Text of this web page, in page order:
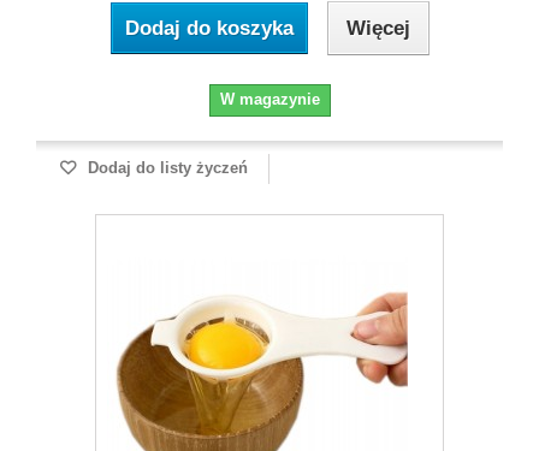
Dodaj do koszyka Więcej
W magazynie
Dodaj do listy życzeń